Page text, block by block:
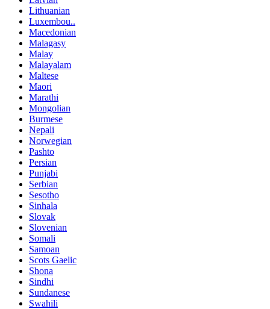
Lithuanian
Luxembou..
Macedonian
Malagasy
Malay
Malayalam
Maltese
Maori
Marathi
Mongolian
Burmese
Nepali
Norwegian
Pashto
Persian
Punjabi
Serbian
Sesotho
Sinhala
Slovak
Slovenian
Somali
Samoan
Scots Gaelic
Shona
Sindhi
Sundanese
Swahili